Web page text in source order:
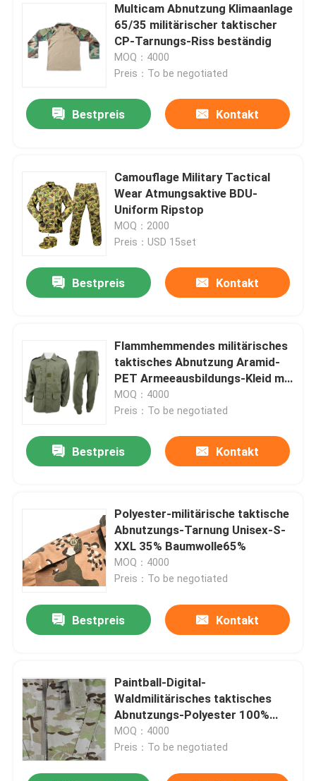
Multicam Abnutzung Klimaanlage
65/35 militärischer taktischer
CP-Tarnungs-Riss beständig
MOQ：4000
Preis：To be negotiated
Bestpreis Kontakt
Camouflage Military Tactical
Wear Atmungsaktive BDU-
Uniform Ripstop
MOQ：2000
Preis：USD 15set
Bestpreis Kontakt
Flammhemmendes militärisches
taktisches Abnutzung Aramid-
PET Armeeausbildungs-Kleid mit
Ellbogen und Knieschützern
MOQ：4000
Preis：To be negotiated
Bestpreis Kontakt
Polyester-militärische taktische
Abnutzungs-Tarnung Unisex-S-
XXL 35% Baumwolle65%
MOQ：4000
Preis：To be negotiated
Bestpreis Kontakt
Paintball-Digital-
Waldmilitärisches taktisches
Abnutzungs-Polyester 100%
720D
MOQ：4000
Preis：To be negotiated